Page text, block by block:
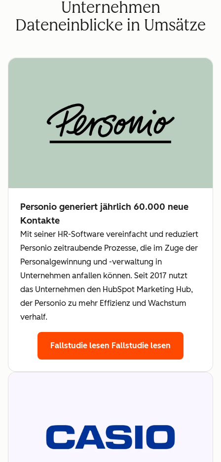
Unternehmen
Dateneinblicke in Umsätze
Personio generiert jährlich 60.000 neue
Kontakte
Mit seiner HR-Software vereinfacht und reduziert
Personio zeitraubende Prozesse, die im Zuge der
Personalgewinnung und -verwaltung in
Unternehmen anfallen können. Seit 2017 nutzt
das Unternehmen den HubSpot Marketing Hub,
der Personio zu mehr Effizienz und Wachstum
verhalf.
Fallstudie lesen Fallstudie lesen